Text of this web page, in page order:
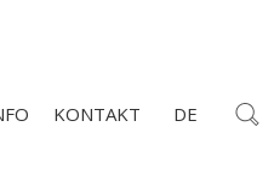
KONTAKT DE